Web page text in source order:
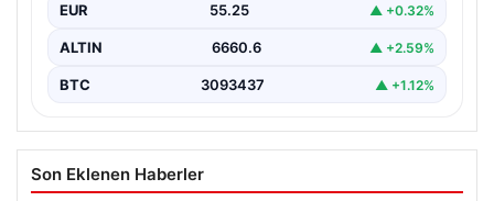
“…
EUR 55.25 ▲ +0.32%
ALTIN 6660.6 ▲ +2.59%
BTC 3093437 ▲ +1.12%
Son Eklenen Haberler